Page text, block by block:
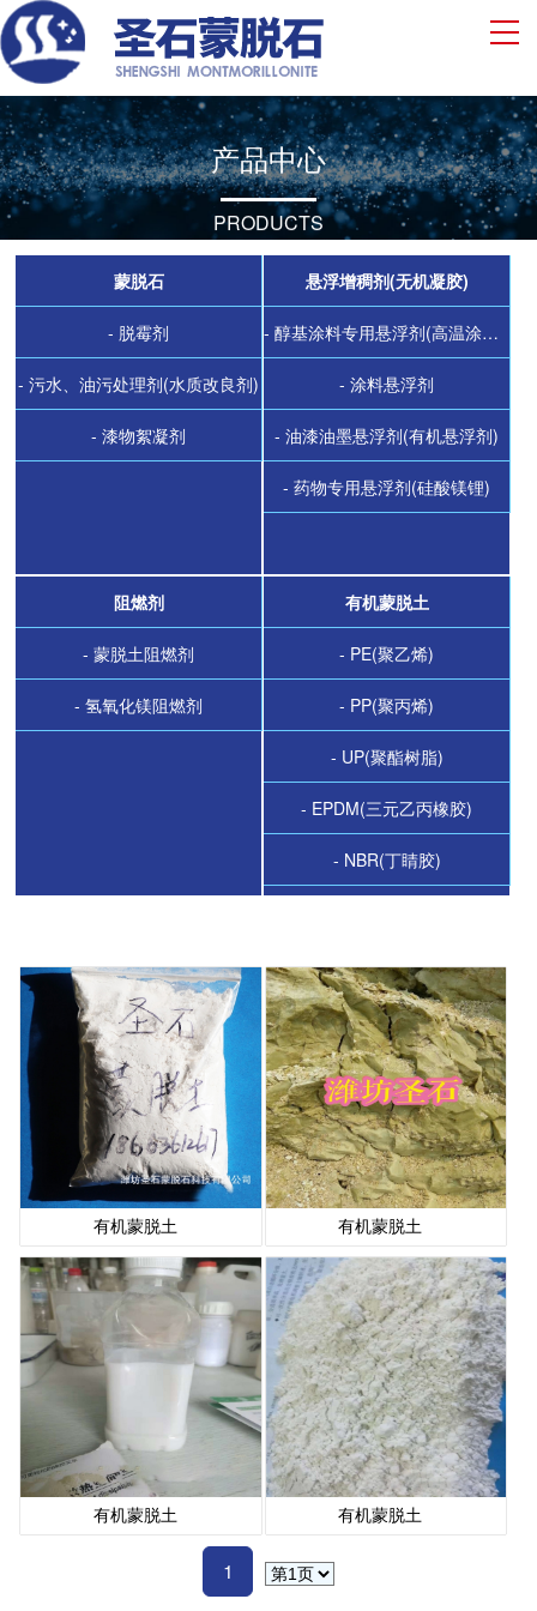
产品中心
PRODUCTS
蒙脱石
- 脱霉剂
- 污水、油污处理剂(水质改良剂)
- 漆物絮凝剂
悬浮增稠剂(无机凝胶)
- 醇基涂料专用悬浮剂(高温涂料悬浮剂)
- 涂料悬浮剂
- 油漆油墨悬浮剂(有机悬浮剂)
- 药物专用悬浮剂(硅酸镁锂)
阻燃剂
- 蒙脱土阻燃剂
- 氢氧化镁阻燃剂
有机蒙脱土
- PE(聚乙烯)
- PP(聚丙烯)
- UP(聚酯树脂)
- EPDM(三元乙丙橡胶)
- NBR(丁睛胶)
有机蒙脱土 有机蒙脱土
有机蒙脱土 有机蒙脱土
1